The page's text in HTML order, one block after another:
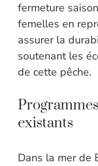
fermeture
femelles en
assurer la
soutenant les
de cette pêche.
existants
Dans la mer de